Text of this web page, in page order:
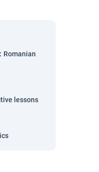
: Romanian
lessons